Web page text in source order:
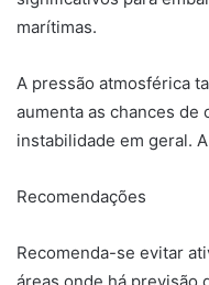
marítimas.
A pressão atmosférica
aumenta as chances
instabilidade em geral.
Recomendações
Recomenda-se evitar